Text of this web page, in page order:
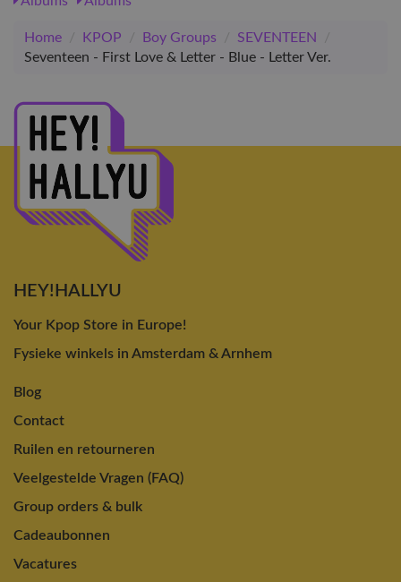
Home / KPOP / Boy Groups / SEVENTEEN
/
Seventeen - First Love & Letter - Blue - Letter Ver.
HEY!HALLYU
Your Kpop Store in Europe!
Fysieke winkels in Amsterdam & Arnhem
Blog
Contact
Ruilen en retourneren
Veelgestelde Vragen (FAQ)
Group orders & bulk
Cadeaubonnen
Vacatures